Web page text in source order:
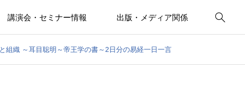
講演会・セミナー情報 出版・メディア関係 
組織 ～耳目聡明～帝王学の書～2日分の易経一日一言